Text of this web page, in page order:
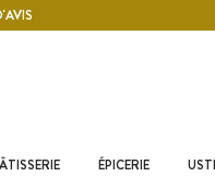
ÉPICERIE